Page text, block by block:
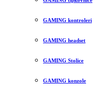
GAMING kontroleri
GAMING headset
GAMING Stolice
GAMING konzole